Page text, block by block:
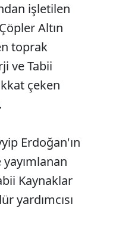
işletilen
Altın
toprak
ve Tabii
çeken
Erdoğan'ın
Kaynaklar
yardımcısı